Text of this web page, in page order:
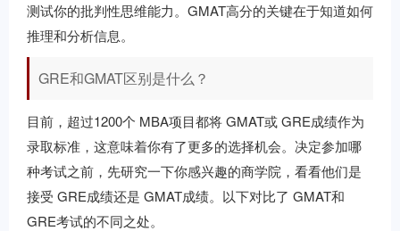
测试你的批判性思维能力。GMAT高分的关键在于知道如何
推理和分析信息。
GRE和GMAT区别是什么？
目前，超过1200个 MBA项目都将 GMAT或 GRE成绩作为
录取标准，这意味着你有了更多的选择机会。决定参加哪
种考试之前，先研究一下你感兴趣的商学院，看看他们是
接受 GRE成绩还是 GMAT成绩。以下对比了 GMAT和
GRE考试的不同之处。